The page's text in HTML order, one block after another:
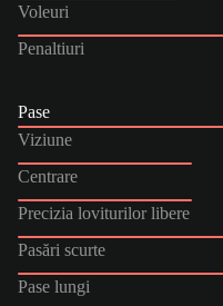
Voleuri
Penaltiuri
Pase
Viziune
Centrare
Precizia loviturilor libere
Pasări scurte
Pase lungi